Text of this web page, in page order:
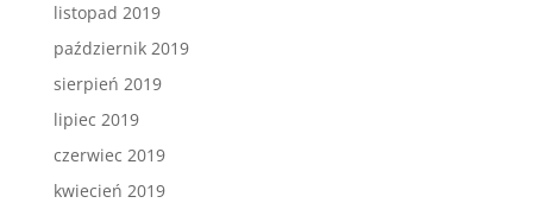
listopad 2019
październik 2019
sierpień 2019
lipiec 2019
czerwiec 2019
kwiecień 2019